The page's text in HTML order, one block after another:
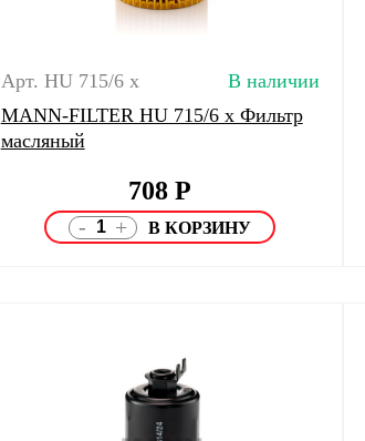
Арт. HU 715/6 x
В наличии
MANN-FILTER HU 715/6 x Фильтр
масляный
708Р
- +